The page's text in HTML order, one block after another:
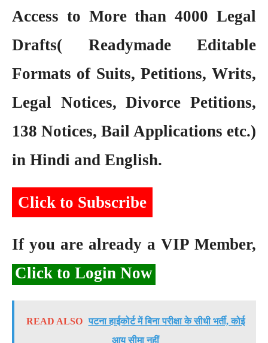
Access to More than 4000 Legal
Drafts( Readymade Editable
Formats of Suits, Petitions, Writs,
Legal Notices, Divorce Petitions,
138 Notices, Bail Applications etc.)
in Hindi and English.
Click to Subscribe
If you are already a VIP Member,
Click to Login Now
READ ALSO पटना हाईकोर्ट में बिना परीक्षा के सीधी भर्ती, कोई
आयु सीमा नहीं